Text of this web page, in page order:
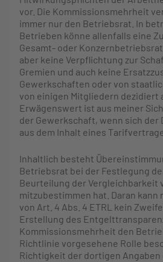
vor. Die Kommissionsmehrheit
immer nur den Betriebsrat. In
Betrieben könne allenfalls eine
Gesamt- oder
aber keine Verpflichtung zur
Gremien und auch keine
Gewerkschaften oder von
von einigen Mitgliedern dezidiert
Erwägenswert ist aus meiner
der Gewerkschaft, wenn sich der
aus dem Inhalt eines
Inhaltlich besteht
Betriebsrat bei der Festlegung
Beurteilung der Vergleichbarkeit
mitzubestimmen hat. Daran kann
von Art. 4 Abs. 4 ETRL kein
Erstellung des
Kommissionsmehrheit den
Richtlinie vorgesehene Rolle
Richtigkeit der dortigen Angaben